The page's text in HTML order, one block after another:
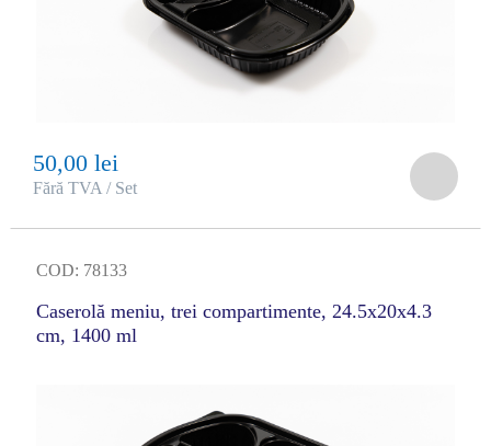
50,00 lei
Fără TVA / Set
COD: 78133
Caserolă meniu, trei compartimente, 24.5x20x4.3
cm, 1400 ml